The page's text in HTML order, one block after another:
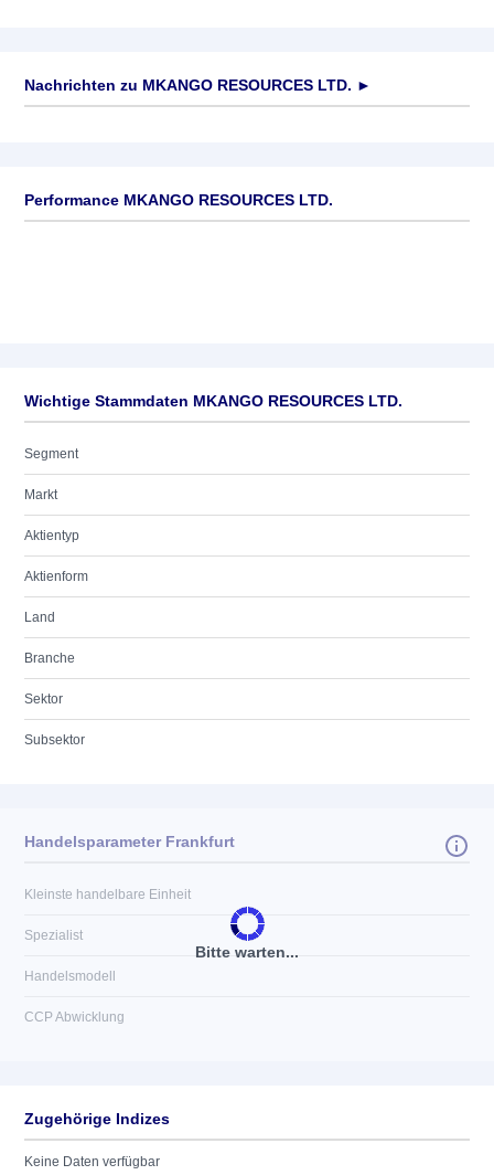
Nachrichten zu MKANGO RESOURCES LTD. ►
Performance MKANGO RESOURCES LTD.
Wichtige Stammdaten MKANGO RESOURCES LTD.
Segment
Markt
Aktientyp
Aktienform
Land
Branche
Sektor
Subsektor
Bitte warten...
Handelsparameter Frankfurt
Kleinste handelbare Einheit
Spezialist
Handelsmodell
CCP Abwicklung
Zugehörige Indizes
Keine Daten verfügbar